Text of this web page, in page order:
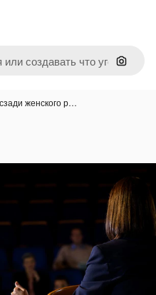
Поиск
женского р…